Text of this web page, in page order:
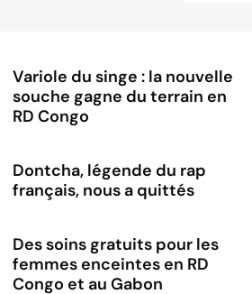
Variole du singe : la nouvelle
souche gagne du terrain en
RD Congo
Dontcha, légende du rap
français, nous a quittés
Des soins gratuits pour les
femmes enceintes en RD
Congo et au Gabon